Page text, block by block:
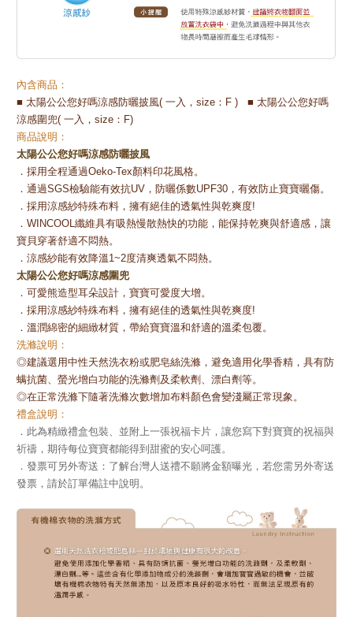
內含商品：
■ 太陽公公您好嗎涼感防曬披風( 一入，size：F ) ■ 太陽公公您好嗎
涼感圍兜( 一入，size：F)
商品說明：
太陽公公您好嗎涼感防曬披風
．採用全程通過Oeko-Tex顏料印花風格。
．通過SGS檢驗能有效抗UV，防曬係數UPF30，有效防止寶寶曬傷。
．採用涼感紗特殊布料，擁有絕佳的透氣性與乾爽度!
．WINCOOL纖維具有吸熱慢散熱快的功能，能保持乾爽與舒適感，讓
寶貝穿著舒適不悶熱。
．涼感紗能有效降溫1~2度清爽透氣不悶熱。
太陽公公您好嗎涼感圍兜
．可愛熊造型耳朵設計，寶寶可愛度大增。
．採用涼感紗特殊布料，擁有絕佳的透氣性與乾爽度!
．溫潤綿密的細緻材質，帶給寶寶溫和舒適的溫柔包覆。
洗滌說明：
◎建議選用中性天然洗衣粉或肥皂絲洗滌，避免適用化學香精，具有防
螨抗菌、螢光增白功能的洗滌劑及柔軟劑、漂白劑等。
◎在正常洗滌下隨著洗滌次數增加布料顏色會變淺屬正常現象。
禮盒說明：
．此為精緻禮盒包裝、並附上一張祝福卡片，讓您寫下對寶寶的祝福與
祈禱，期待每位寶寶都能得到甜蜜的安心呵護。
．發票可另外寄送：了解台灣人送禮不願將金額曝光，若您需另外寄送
發票，請於訂單備註中說明。